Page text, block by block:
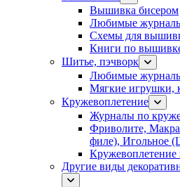
Вышивка бисером
Любимые
Схемы для
Книги по
Шитье, пэчворк
Любимые
Мягкие игрушки,
Кружевоплетение
Журналы по
Фриволите,
филе), Игольное
Другие виды